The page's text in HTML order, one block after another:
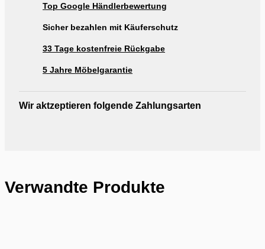
Ausstellung Möbel Rogg Reutlingen
Top Google Händlerbewertung
Sicher bezahlen mit Käuferschutz
33 Tage kostenfreie Rückgabe
5 Jahre Möbelgarantie
Wir aktzeptieren folgende Zahlungsarten
Verwandte Produkte